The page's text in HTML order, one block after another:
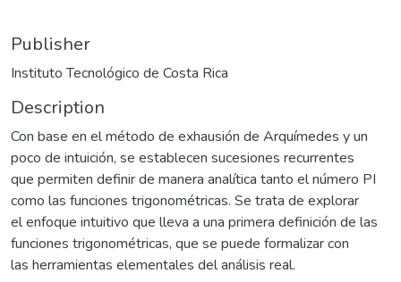
Publisher
Instituto Tecnológico de Costa Rica
Description
Con base en el método de exhausión de Arquímedes y un
poco de intuición, se establecen sucesiones recurrentes
que permiten definir de manera analítica tanto el número PI
como las funciones trigonométricas. Se trata de explorar
el enfoque intuitivo que lleva a una primera definición de las
funciones trigonométricas, que se puede formalizar con
las herramientas elementales del análisis real.